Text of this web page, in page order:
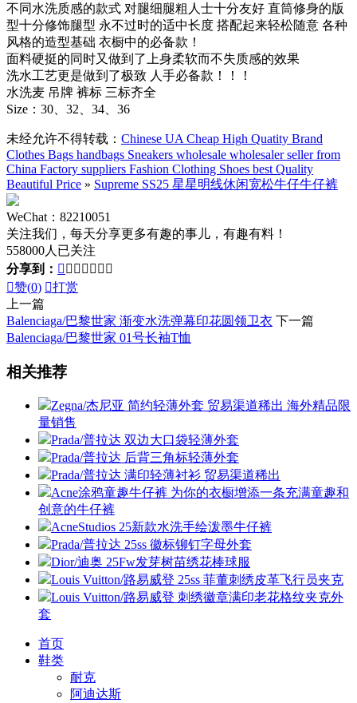
不同水洗质感的款式 对腿细腿粗人士十分友好 直筒修身的版
型十分修饰腿型 永不过时的适中长度 搭配起来轻松随意 各种
风格的造型基础 衣橱中的必备款！
面料硬挺的同时又做到了上身柔软而不失质感的效果
洗水工艺更是做到了极致 人手必备款！！！
水洗麦 吊牌 裤标 三标齐全
Size：30、32、34、36
未经允许不得转载： Chinese UA Cheap High Quatity Brand
Clothes Bags handbags Sneakers wholesale wholesaler seller from
China Factory suppliers Fashion Clothing Shoes best Quality
Beautiful Price » Supreme SS25 星星明线休闲宽松牛仔牛仔裤
WeChat：82210051
关注我们，每天分享更多有趣的事儿，有趣有料！
558000人已关注
分享到：       
赞(0) 打赏
上一篇
Balenciaga/巴黎世家 渐变水洗弹幕印花圆领卫衣 下一篇
Balenciaga/巴黎世家 01号长袖T恤
相关推荐
Zegna/杰尼亚 简约轻薄外套 贸易渠道稀出 海外精品限
量销售
Prada/普拉达 双边大口袋轻薄外套
Prada/普拉达 后背三角标轻薄外套
Prada/普拉达 满印轻薄衬衫 贸易渠道稀出
Acne涂鸦童趣牛仔裤 为你的衣橱增添一条充满童趣和
创意的牛仔裤
AcneStudios 25新款水洗手绘泼墨牛仔裤
Prada/普拉达 25ss 徽标铆钉字母外套
Dior/迪奥 25Fw发芽树苗绣花棒球服
Louis Vuitton/路易威登 25ss 菲董刺绣皮革飞行员夹克
Louis Vuitton/路易威登 刺绣徽章满印老花格纹夹克外
套
首页
鞋类
耐克
阿迪达斯